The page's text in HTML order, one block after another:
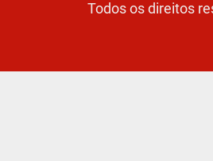
Todos os direitos